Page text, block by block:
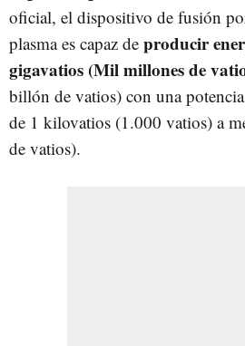
oficial, el dispositivo de fusión
plasma es capaz de producir
gigavatios (Mil millones de
billón de vatios) con una
de 1 kilovatios (1.000 vatios) a
de vatios).